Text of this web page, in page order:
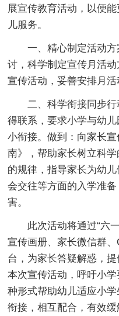
展宣传教育活动，以便
儿服务。
一、精心制定活动方
讨，科学制定宣传月活
宣传活动，妥善安排月活
二、科学衔接同步行
得联系，要求小学与幼
小衔接。做到：向家长
南》，帮助家长树立科
的规律，指导家长为幼
会交往等方面的入学准
害。
此次活动将通过“六一
宣传画册、家长微信群
台，为家长答疑解惑，
本次宣传活动，呼吁小学
种形式帮助幼儿适应小
衔接，相互配合，有效缓